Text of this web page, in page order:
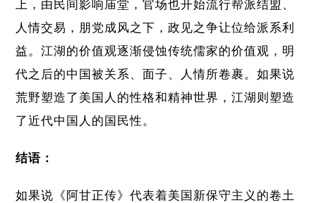
上，由民间影响庙堂，官场也开始流行帮派结盟、
人情交易，朋党成风之下，政见之争让位给派系利
益。江湖的价值观逐渐侵蚀传统儒家的价值观，明
代之后的中国被关系、面子、人情所卷裹。如果说
荒野塑造了美国人的性格和精神世界，江湖则塑造
了近代中国人的国民性。
结语：
如果说《阿甘正传》代表着美国新保守主义的卷土